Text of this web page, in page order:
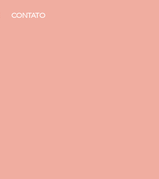
CONTATO